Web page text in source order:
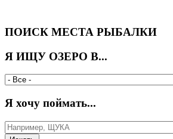
ПОИСК МЕСТА РЫБАЛКИ
Я ИЩУ ОЗЕРО В...
Я хочу поймать...